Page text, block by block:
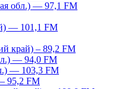
обл.) — 97,1 FM
— 101,1 FM
край) – 89,2 FM
— 94,0 FM
— 103,3 FM
95,2 FM